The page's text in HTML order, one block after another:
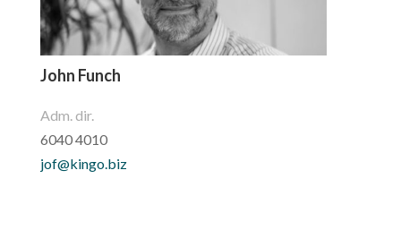
John Funch
Adm. dir.
6040 4010
jof@kingo.biz